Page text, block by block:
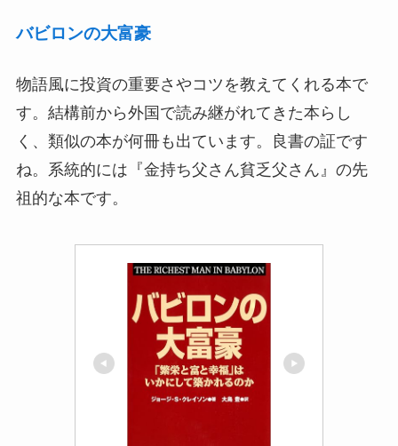
バビロンの大富豪
物語風に投資の重要さやコツを教えてくれる本で
す。結構前から外国で読み継がれてきた本らし
く、類似の本が何冊も出ています。良書の証です
ね。系統的には『金持ち父さん貧乏父さん』の先
祖的な本です。